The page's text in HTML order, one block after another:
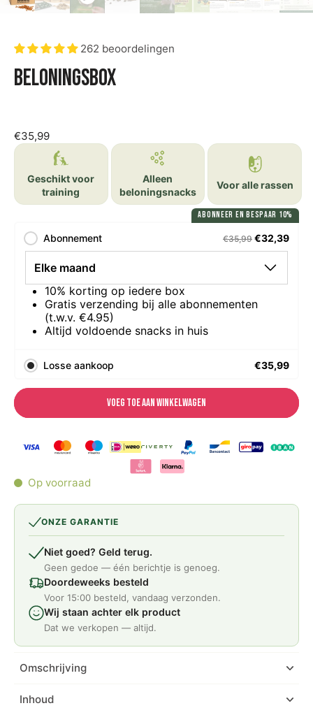
262 beoordelingen
Beloningsbox
€35,99
Geschikt voor
training
Alleen
beloningsnacks
Voor alle rassen
ABONNEER EN BESPAAR 10%
Abonnement €35,99 €32,39
10% korting op iedere box
Gratis verzending bij alle abonnementen
(t.w.v. €4.95)
Altijd voldoende snacks in huis
Losse aankoop €35,99
Voeg toe aan winkelwagen
Op voorraad
ONZE GARANTIE
Niet goed? Geld terug.
Geen gedoe — één berichtje is genoeg.
Doordeweeks besteld
Voor 15:00 besteld, vandaag verzonden.
Wij staan achter elk product
Dat we verkopen — altijd.
Omschrijving
Inhoud